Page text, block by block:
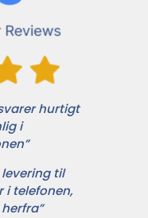
hurtigt
i
levering til
i telefonen,